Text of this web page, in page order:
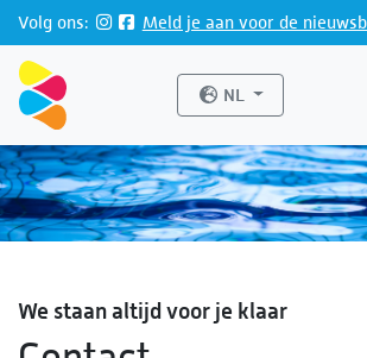
Direct naar de inhoud van de pagina
Volg ons: Meld je aan voor de
Website taal
NL
We staan altijd voor je klaar